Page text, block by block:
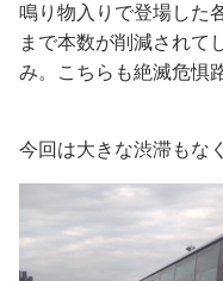
鳴り物入りで登場した
まで本数が削減されて
み。こちらも絶滅危惧
今回は大きな渋滞もな